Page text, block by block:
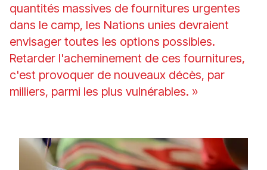
quantités massives de fournitures urgentes
dans le camp, les Nations unies devraient
envisager toutes les options possibles.
Retarder l'acheminement de ces fournitures,
c'est provoquer de nouveaux décès, par
milliers, parmi les plus vulnérables. »